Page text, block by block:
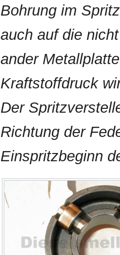
Bohrung im
auch auf die
ander
Kraftstoffdruck
Der
Richtung der
Einspritzbeginn